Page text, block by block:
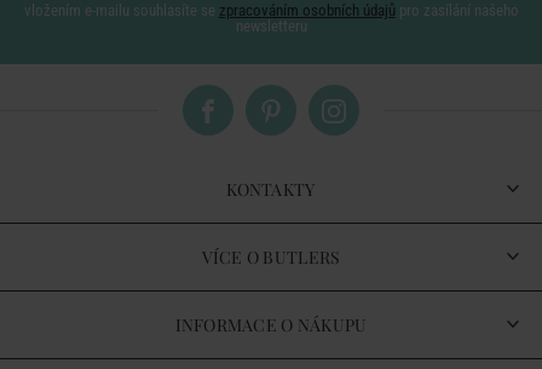
vložením e-mailu souhlasíte se zpracováním osobních údajů pro zasílání našeho
newsletteru
KONTAKTY
VÍCE O BUTLERS
INFORMACE O NÁKUPU